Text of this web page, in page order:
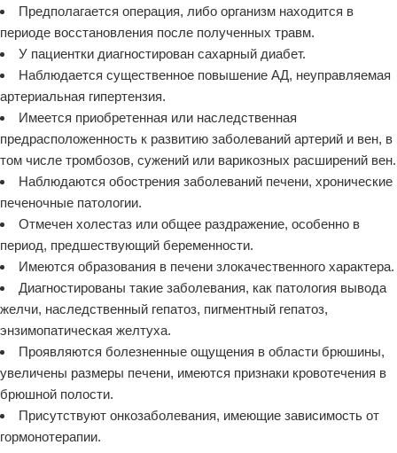
Предполагается операция, либо организм находится в
периоде восстановления после полученных травм.
У пациентки диагностирован сахарный диабет.
Наблюдается существенное повышение АД, неуправляемая
артериальная гипертензия.
Имеется приобретенная или наследственная
предрасположенность к развитию заболеваний артерий и вен, в
том числе тромбозов, сужений или варикозных расширений вен.
Наблюдаются обострения заболеваний печени, хронические
печеночные патологии.
Отмечен холестаз или общее раздражение, особенно в
период, предшествующий беременности.
Имеются образования в печени злокачественного характера.
Диагностированы такие заболевания, как патология вывода
желчи, наследственный гепатоз, пигментный гепатоз,
энзимопатическая желтуха.
Проявляются болезненные ощущения в области брюшины,
увеличены размеры печени, имеются признаки кровотечения в
брюшной полости.
Присутствуют онкозаболевания, имеющие зависимость от
гормонотерапии.